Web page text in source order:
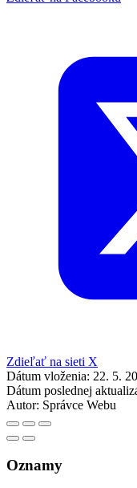
Zdieľať na sieti X
Dátum vloženia: 22. 5.
Dátum poslednej
Autor: Správce Webu
Oznamy